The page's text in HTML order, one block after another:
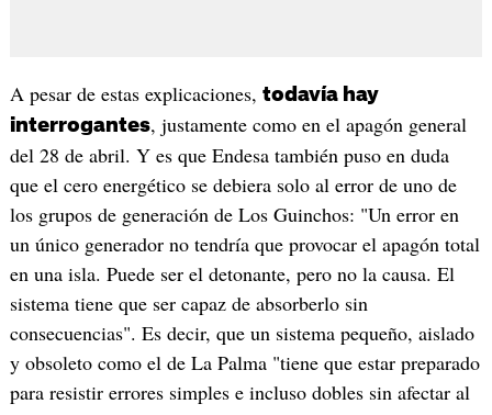
A pesar de estas explicaciones, todavía hay
interrogantes, justamente como en el apagón general
del 28 de abril. Y es que Endesa también puso en duda
que el cero energético se debiera solo al error de uno de
los grupos de generación de Los Guinchos: "Un error en
un único generador no tendría que provocar el apagón total
en una isla. Puede ser el detonante, pero no la causa. El
sistema tiene que ser capaz de absorberlo sin
consecuencias". Es decir, que un sistema pequeño, aislado
y obsoleto como el de La Palma "tiene que estar preparado
para resistir errores simples e incluso dobles sin afectar al